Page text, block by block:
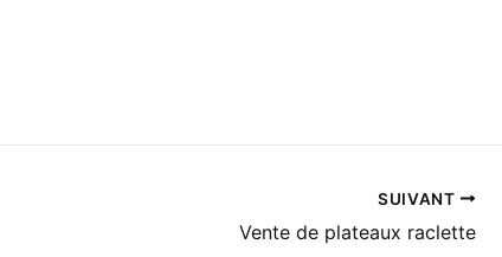
SUIVANT
Vente de plateaux raclette